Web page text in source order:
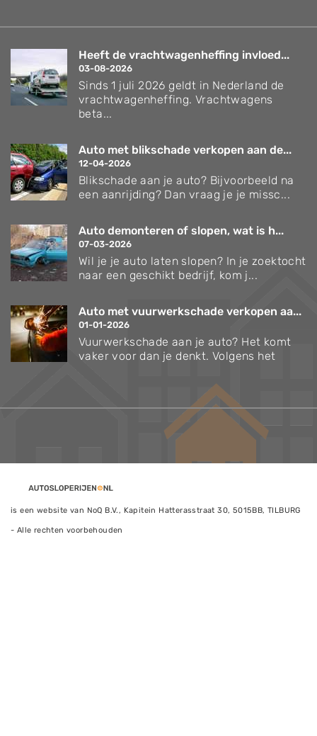
Heeft de vrachtwagenheffing invloed...
03-08-2026
Sinds 1 juli 2026 geldt in Nederland de
vrachtwagenheffing. Vrachtwagens
beta...
Auto met blikschade verkopen aan de...
12-04-2026
Blikschade aan je auto? Bijvoorbeeld na
een aanrijding? Dan vraag je je missc...
Auto demonteren of slopen, wat is h...
07-03-2026
Wil je je auto laten slopen? In je zoektocht
naar een geschikt bedrijf, kom j...
Auto met vuurwerkschade verkopen aa...
01-01-2026
Vuurwerkschade aan je auto? Het komt
vaker voor dan je denkt. Volgens het
is een website van NoQ B.V., Kapitein Hatterasstraat 30, 5015BB, TILBURG
- Alle rechten voorbehouden